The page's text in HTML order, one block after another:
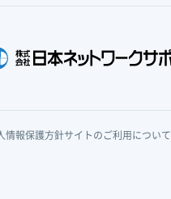
情報保護方針サイトのご利用について